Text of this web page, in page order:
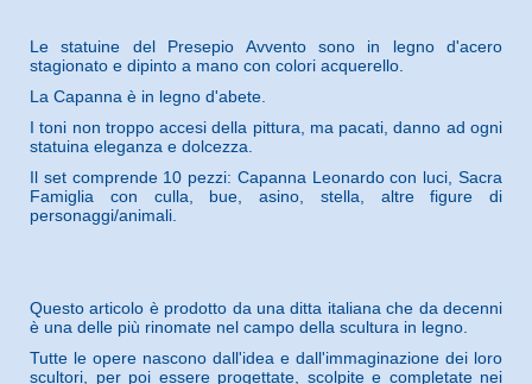
Le statuine del Presepio Avvento sono in legno d'acero
stagionato e dipinto a mano con colori acquerello.
La Capanna è in legno d'abete.
I toni non troppo accesi della pittura, ma pacati, danno ad ogni
statuina eleganza e dolcezza.
Il set comprende 10 pezzi: Capanna Leonardo con luci, Sacra
Famiglia con culla, bue, asino, stella, altre figure di
personaggi/animali.
Questo articolo è prodotto da una ditta italiana che da decenni
è una delle più rinomate nel campo della scultura in legno.
Tutte le opere nascono dall'idea e dall'immaginazione dei loro
scultori, per poi essere progettate, scolpite e completate nei